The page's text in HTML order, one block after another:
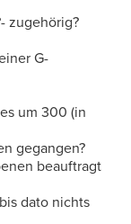
zugehörig?
G-
um 300 (in
gegangen?
beauftragt
dato nichts